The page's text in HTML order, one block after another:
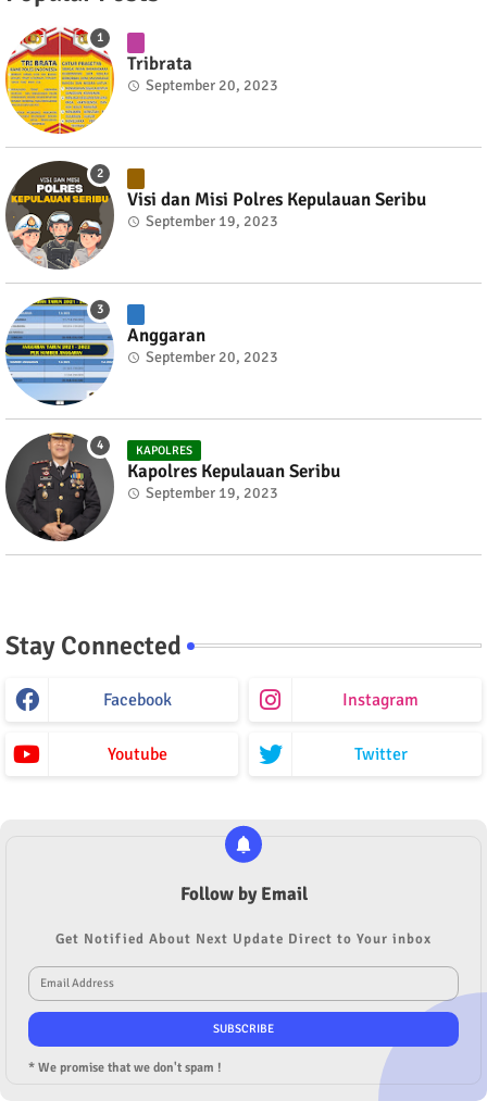
Tribrata
September 20, 2023
Visi dan Misi Polres Kepulauan Seribu
September 19, 2023
Anggaran
September 20, 2023
KAPOLRES
Kapolres Kepulauan Seribu
September 19, 2023
Stay Connected
Facebook Instagram
Youtube Twitter
Follow by Email
Get Notified About Next Update Direct to Your inbox
* We promise that we don't spam !